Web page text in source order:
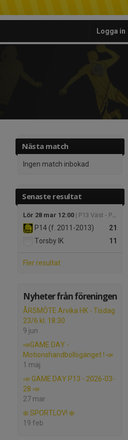
Logga in
Nästa match
Ingen match inbokad
Senaste resultat
Lör 28 mar 12:00 | P13 Väst - P13 Väst SD 2 Nordost (2x20min)
21
P14 (f. 2011-2013)
11
Torsby IK
Fler resultat
Nyheter från föreningen
ÅRSMÖTE Arvika HK - Tisdag
23/6 kl. 18:30
9 jun
📣GAME DAY -
Motionshandbollsgänget ! 📣
1 maj
📣 GAME DAY P13 - 2026-03-
28 📣
27 mar
❄️ SPORTLOV! ❄️
19 feb